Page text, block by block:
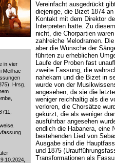
in vier
Meilhac
Hrsg.
Vereinfacht ausgedrückt
diejenige, die Bizet 1874
Kontakt mit dem Direktor
Interpreten hatte. Zu
nicht, die Chorpartien
zahlreiche Melodramen.
aber die Wünsche der
führten zu erheblichen
Laufe der Proben fast
zweite Fassung, die
nahekam und die Bizet in
wurde von der
angesehen, da sie die
weniger reichhaltig als die
verloren, die Chorsätze
gekürzt, die als weniger
ausführbar angesehen
endlich die Habanera, eine
bestehenden Lied von
Ausgabe sind die
und 1875
Transformationen als